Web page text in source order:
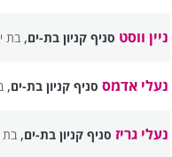
ניין ווסט סניף קניון בת-ים,בת
נעלי אדמס סניף קניון בת-ים,
נעלי גריז סניף קניון בת-ים,בת